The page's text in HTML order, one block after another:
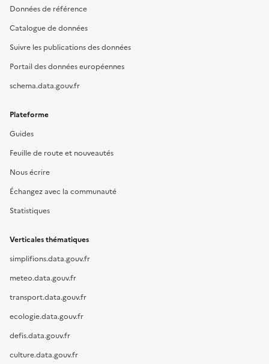
Données de référence
Catalogue de données
Suivre les publications des données
Portail des données européennes
schema.data.gouv.fr
Plateforme
Guides
Feuille de route et nouveautés
Nous écrire
Échangez avec la communauté
Statistiques
Verticales thématiques
simplifions.data.gouv.fr
meteo.data.gouv.fr
transport.data.gouv.fr
ecologie.data.gouv.fr
defis.data.gouv.fr
culture.data.gouv.fr